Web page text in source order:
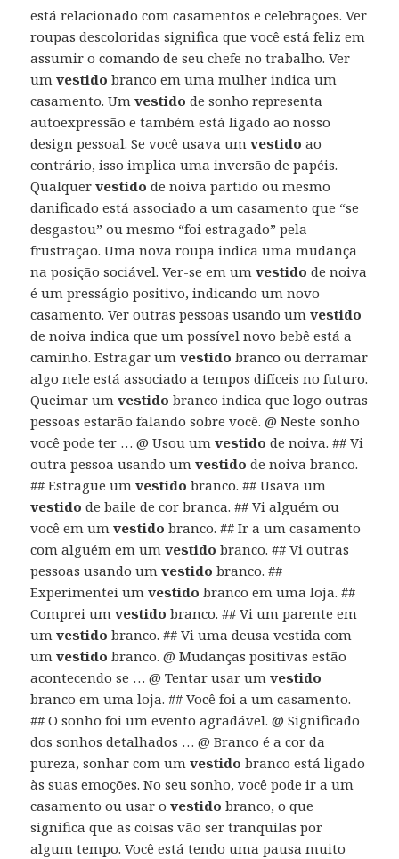
está relacionado com casamentos e celebrações. Ver
roupas descoloridas significa que você está feliz em
assumir o comando de seu chefe no trabalho. Ver
umvestido branco em uma mulher indica um
casamento. Umvestido de sonho representa
autoexpressão e também está ligado ao nosso
design pessoal. Se você usava umvestido ao
contrário, isso implica uma inversão de papéis.
Qualquervestido de noiva partido ou mesmo
danificado está associado a um casamento que “se
desgastou” ou mesmo “foi estragado” pela
frustração. Uma nova roupa indica uma mudança
na posição sociável. Ver-se em umvestido de noiva
é um presságio positivo, indicando um novo
casamento. Ver outras pessoas usando umvestido
de noiva indica que um possível novo bebê está a
caminho. Estragar umvestido branco ou derramar
algo nele está associado a tempos difíceis no futuro.
Queimar umvestido branco indica que logo outras
pessoas estarão falando sobre você. @ Neste sonho
você pode ter … @ Usou umvestido de noiva. ## Vi
outra pessoa usando umvestido de noiva branco.
## Estrague umvestido branco. ## Usava um
vestido de baile de cor branca. ## Vi alguém ou
você em umvestido branco. ## Ir a um casamento
com alguém em umvestido branco. ## Vi outras
pessoas usando umvestido branco. ##
Experimentei umvestido branco em uma loja. ##
Comprei umvestido branco. ## Vi um parente em
umvestido branco. ## Vi uma deusa vestida com
umvestido branco. @ Mudanças positivas estão
acontecendo se … @ Tentar usar umvestido
branco em uma loja. ## Você foi a um casamento.
## O sonho foi um evento agradável. @ Significado
dos sonhos detalhados … @ Branco é a cor da
pureza, sonhar com umvestido branco está ligado
às suas emoções. No seu sonho, você pode ir a um
casamento ou usar ovestido branco, o que
significa que as coisas vão ser tranquilas por
algum tempo. Você está tendo uma pausa muito